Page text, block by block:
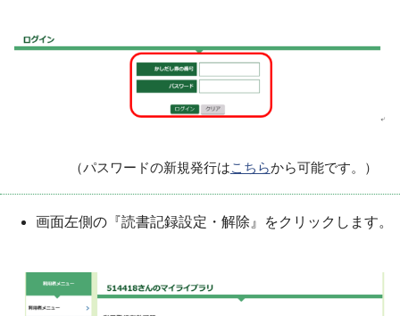
（パスワードの新規発行はこちらから可能です。）
画面左側の『読書記録設定・解除』をクリックします。